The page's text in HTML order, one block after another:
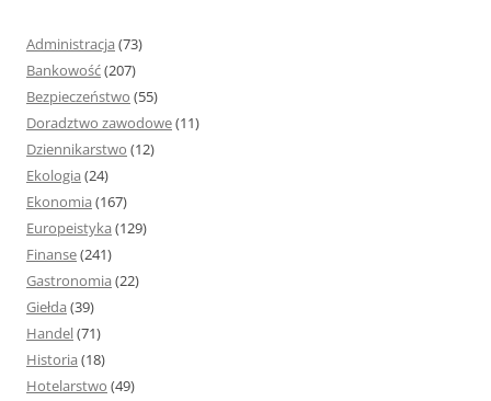
Administracja (73)
Bankowość(207)
Bezpieczeństwo (55)
Doradztwo zawodowe(11)
Dziennikarstwo (12)
Ekologia (24)
Ekonomia (167)
Europeistyka (129)
Finanse(241)
Gastronomia (22)
Giełda (39)
Handel(71)
Historia (18)
Hotelarstwo (49)